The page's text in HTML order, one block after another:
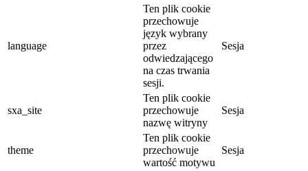
language
Ten plik cookie
przechowuje
język wybrany
przez
odwiedzającego
na czas trwania
sesji.
Sesja
sxa_site
Ten plik cookie
przechowuje
nazwę witryny
Sesja
theme
Ten plik cookie
przechowuje
wartość motywu
Sesja